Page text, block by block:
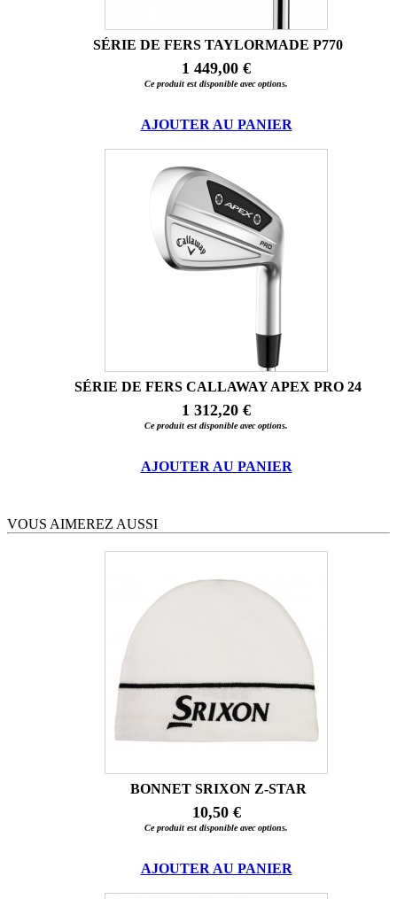
SÉRIE DE FERS TAYLORMADE P770
1 449,00 €
Ce produit est disponible avec options.
AJOUTER AU PANIER
SÉRIE DE FERS CALLAWAY APEX PRO 24
1 312,20 €
Ce produit est disponible avec options.
AJOUTER AU PANIER
VOUS AIMEREZ AUSSI
BONNET SRIXON Z-STAR
10,50 €
Ce produit est disponible avec options.
AJOUTER AU PANIER